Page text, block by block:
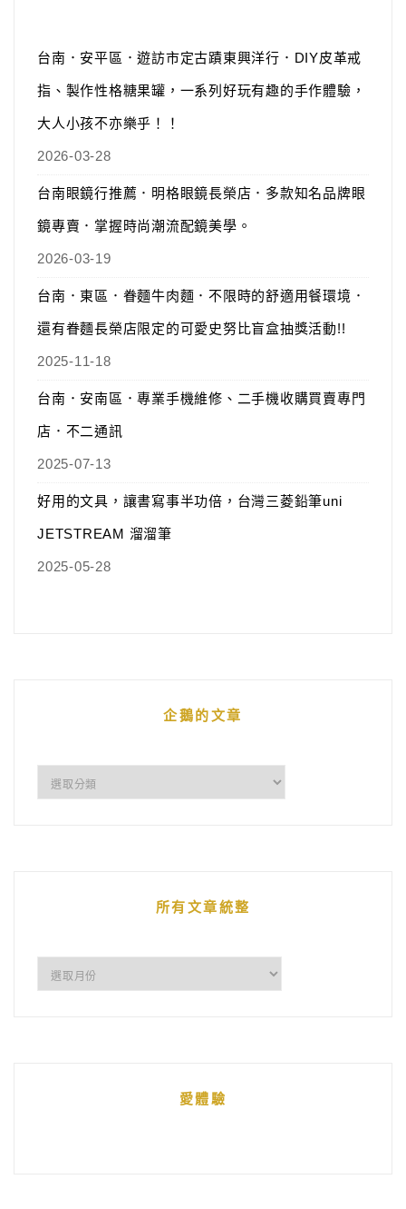
台南．安平區．遊訪市定古蹟東興洋行．DIY皮革戒
指、製作性格糖果罐，一系列好玩有趣的手作體驗，
大人小孩不亦樂乎！！
2026-03-28
台南眼鏡行推薦．明格眼鏡長榮店．多款知名品牌眼
鏡專賣．掌握時尚潮流配鏡美學。
2026-03-19
台南．東區．眷麵牛肉麵．不限時的舒適用餐環境．
還有眷麵長榮店限定的可愛史努比盲盒抽獎活動!!
2025-11-18
台南．安南區．專業手機維修、二手機收購買賣專門
店．不二通訊
2025-07-13
好用的文具，讓書寫事半功倍，台灣三菱鉛筆uni
JETSTREAM 溜溜筆
2025-05-28
企鵝的文章
所有文章統整
愛體驗